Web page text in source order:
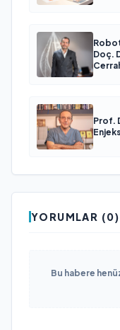
Doç.
Prof.
YORUMLAR (0)
Bu habere